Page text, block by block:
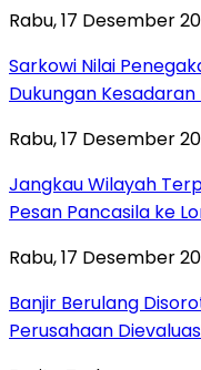
Rabu, 17 Desember
Sarkowi Nilai
Dukungan
Rabu, 17 Desember
Jangkau Wilayah
Pesan Pancasila ke
Rabu, 17 Desember
Banjir Berulang
Perusahaan